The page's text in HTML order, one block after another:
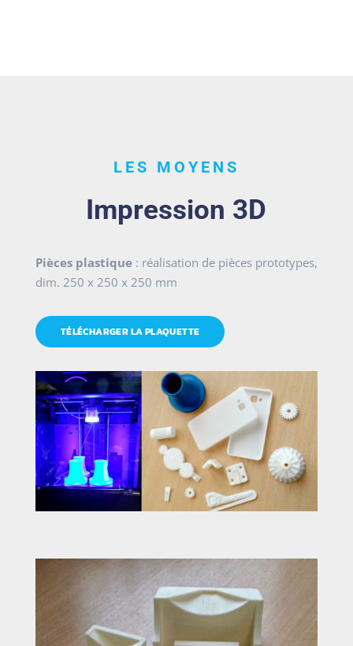
LES MOYENS
Impression 3D
Pièces plastique : réalisation de pièces prototypes,
dim. 250 x 250 x 250 mm
TÉLÉCHARGER LA PLAQUETTE